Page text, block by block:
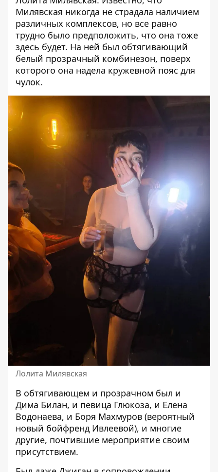
Милявская никогда не страдала наличием
различных комплексов, но все равно
трудно было предположить, что она тоже
здесь будет. На ней был обтягивающий
белый прозрачный комбинезон, поверх
которого она надела кружевной пояс для
чулок.
Лолита Милявская
В обтягивающем и прозрачном был и
Дима Билан, и певица Глюкоза, и Елена
Водонаева, и Боря Махмуров (вероятный
новый бойфренд Ивлеевой), и многие
другие, почтившие мероприятие своим
присутствием.